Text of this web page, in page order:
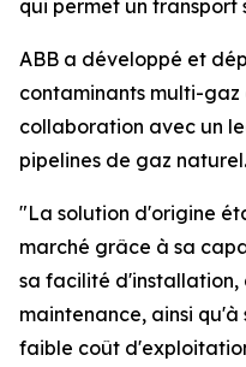
qui permet un transport
ABB a développé et
contaminants multi-
collaboration avec un
pipelines de gaz naturel.
"La solution d'origine
marché grâce à sa
sa facilité
maintenance, ainsi
faible coût